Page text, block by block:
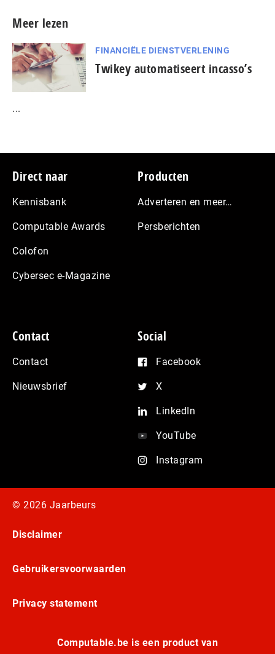
Meer lezen
FINANCIËLE DIENSTVERLENING
Twikey automatiseert incasso’s
...
Footer
Direct naar
Kennisbank
Computable Awards
Colofon
Cybersec e-Magazine
Producten
Adverteren en meer…
Persberichten
Contact
Contact
Nieuwsbrief
Social
Facebook
X
LinkedIn
YouTube
Instagram
© 2026 Jaarbeurs
Disclaimer
Gebruikersvoorwaarden
Privacy statement
Computable.be is een product van